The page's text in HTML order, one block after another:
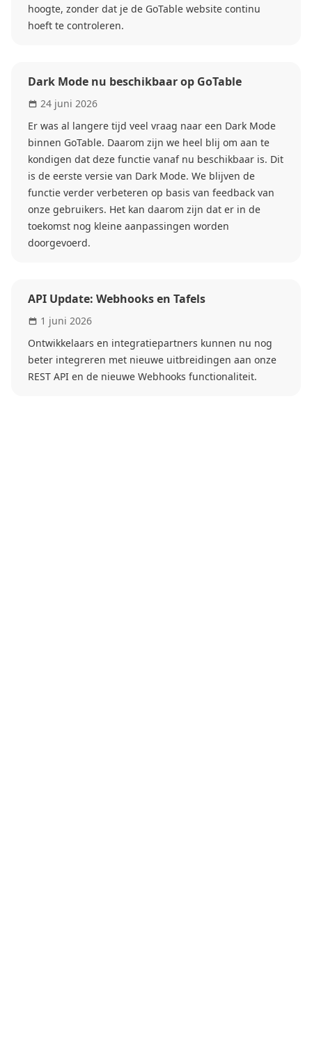
hoogte, zonder dat je de GoTable website continu
hoeft te controleren.
Dark Mode nu beschikbaar op GoTable
24 juni 2026
Er was al langere tijd veel vraag naar een Dark Mode
binnen GoTable. Daarom zijn we heel blij om aan te
kondigen dat deze functie vanaf nu beschikbaar is. Dit
is de eerste versie van Dark Mode. We blijven de
functie verder verbeteren op basis van feedback van
onze gebruikers. Het kan daarom zijn dat er in de
toekomst nog kleine aanpassingen worden
doorgevoerd.
API Update: Webhooks en Tafels
1 juni 2026
Ontwikkelaars en integratiepartners kunnen nu nog
beter integreren met nieuwe uitbreidingen aan onze
REST API en de nieuwe Webhooks functionaliteit.